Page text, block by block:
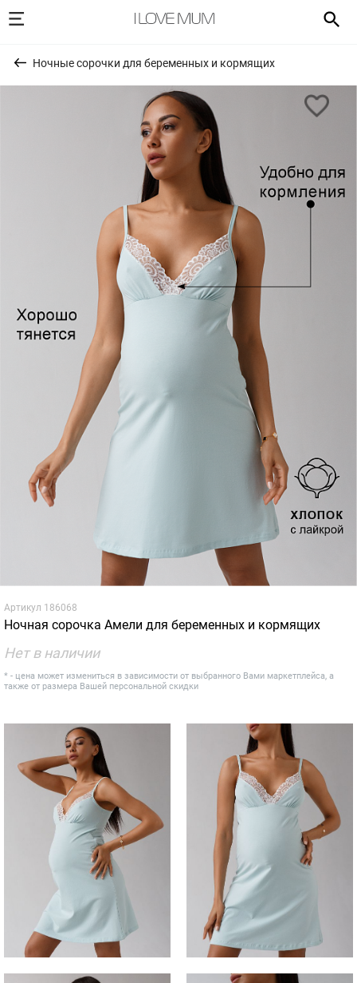
Ночные сорочки для беременных и кормящих
Артикул 186068
Ночная сорочка Амели для беременных и кормящих
Нет в наличии
* - цена может измениться в зависимости от выбранного Вами маркетплейса, а
также от размера Вашей персональной скидки